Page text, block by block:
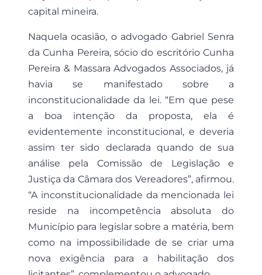
capital mineira.
Naquela ocasião, o advogado Gabriel Senra
da Cunha Pereira, sócio do escritório Cunha
Pereira & Massara Advogados Associados, já
havia se manifestado sobre a
inconstitucionalidade da lei. “Em que pese
a boa intenção da proposta, ela é
evidentemente inconstitucional, e deveria
assim ter sido declarada quando de sua
análise pela Comissão de Legislação e
Justiça da Câmara dos Vereadores”, afirmou.
“A inconstitucionalidade da mencionada lei
reside na incompetência absoluta do
Município para legislar sobre a matéria, bem
como na impossibilidade de se criar uma
nova exigência para a habilitação dos